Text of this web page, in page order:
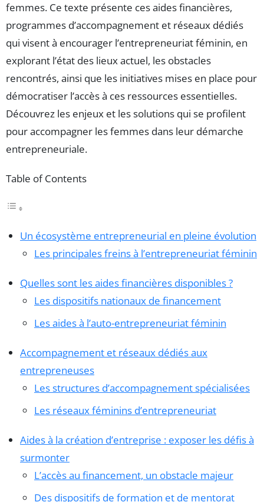
femmes. Ce texte présente ces aides financières,
programmes d’accompagnement et réseaux dédiés
qui visent à encourager l’entrepreneuriat féminin, en
explorant l’état des lieux actuel, les obstacles
rencontrés, ainsi que les initiatives mises en place pour
démocratiser l’accès à ces ressources essentielles.
Découvrez les enjeux et les solutions qui se profilent
pour accompagner les femmes dans leur démarche
entrepreneuriale.
Table of Contents
Un écosystème entrepreneurial en pleine évolution
Les principales freins à l’entrepreneuriat féminin
Quelles sont les aides financières disponibles ?
Les dispositifs nationaux de financement
Les aides à l’auto-entrepreneuriat féminin
Accompagnement et réseaux dédiés aux
entrepreneuses
Les structures d’accompagnement spécialisées
Les réseaux féminins d’entrepreneuriat
Aides à la création d’entreprise : exposer les défis à
surmonter
L’accès au financement, un obstacle majeur
Des dispositifs de formation et de mentorat